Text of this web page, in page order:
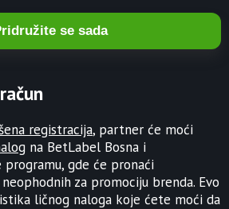
se sada
registracija, partner će moći
na BetLabel Bosna i
gde će pronaći
za promociju brenda. Evo
ličnog naloga koje ćete moći da